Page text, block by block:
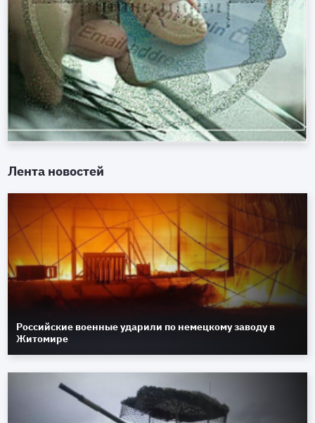
Лента новостей
Российские военные ударили по немецкому заводу в
Житомире